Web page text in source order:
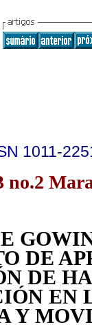
1011-
DE
DE
EN
Y